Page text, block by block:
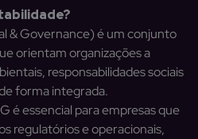
& Governance) é um conjunto
orientam organizações a
responsabilidades sociais
forma integrada.
é essencial para empresas que
regulatórios e operacionais,